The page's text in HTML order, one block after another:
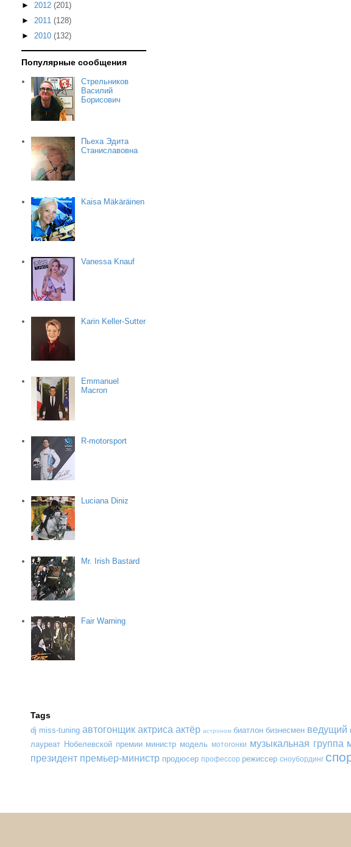
► 2012 (201)
► 2011 (128)
► 2010 (132)
Популярные сообщения
Стрельников
Василий
Борисович
Пьеха Эдита
Станиславовна
Kaisa Mäkäräinen
Vanessa Knauf
Karin Keller-Sutter
Emmanuel
Macron
R-motorsport
Luciana Diniz
Mr. Irish Bastard
Fair Warning
Tags
dj miss-tuning автогонщик актриса актёр астроном биатлон бизнесмен ведущий
лауреат Нобелевской премии министр модель мотогонки музыкальная группа
президент премьер-министр продюсер профессор режиссер сноубординг